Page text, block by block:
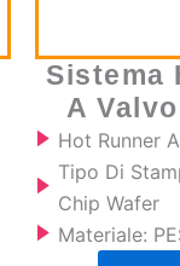
Sistema
A
Hot Runner
Tipo Di
Chip Wafer
Materiale: